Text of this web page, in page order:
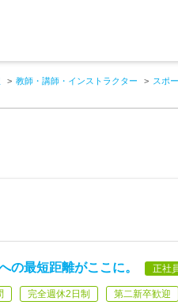
教師・講師・インストラクター スポ
の最短距離がここに。 正社
完全週休2日制 第二新卒歓迎